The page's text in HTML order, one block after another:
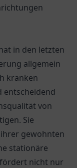
in den letzten
allgemein
kranken
entscheidend
von
Sie
gewohnten
stationäre
nicht nur